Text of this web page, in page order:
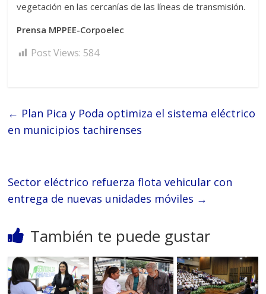
vegetación en las cercanías de las líneas de transmisión.
Prensa MPPEE-Corpoelec
Post Views: 584
← Plan Pica y Poda optimiza el sistema eléctrico
en municipios tachirenses
Sector eléctrico refuerza flota vehicular con
entrega de nuevas unidades móviles →
También te puede gustar